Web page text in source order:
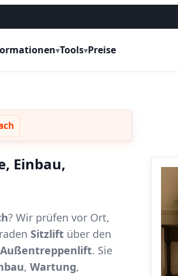
▾Tools▾Preise
Einbau,
? Wir prüfen vor Ort,
Sitzlift über den
Außentreppenlift. Sie
, Wartung,